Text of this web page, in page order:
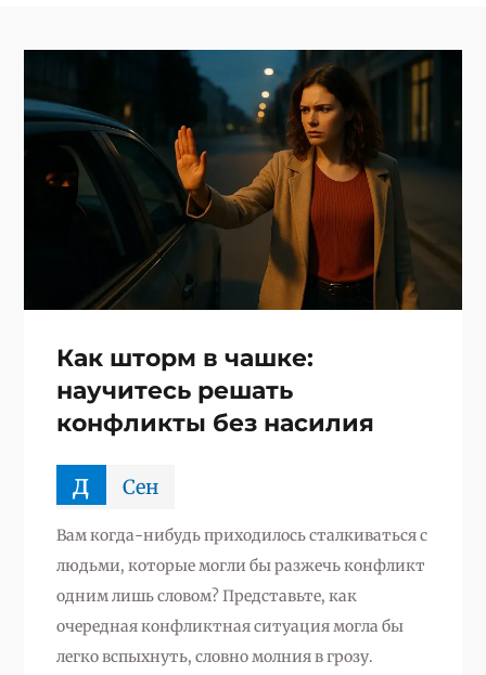
Как шторм в чашке:
научитесь решать
конфликты без насилия
д Сен
Вам когда-нибудь приходилось сталкиваться с
людьми, которые могли бы разжечь конфликт
одним лишь словом? Представьте, как
очередная конфликтная ситуация могла бы
легко вспыхнуть, словно молния в грозу.